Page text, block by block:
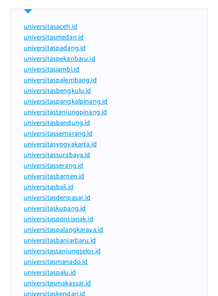
universitasaceh.id
universitasmedan.id
universitaspadang.id
universitaspekanbaru.id
universitasjambi.id
universitaspalembang.id
universitasbengkulu.id
universitaspangkalpinang.id
universitastanjungpinang.id
universitasbandung.id
universitassemarang.id
universitasyogyakarta.id
universitassurabaya.id
universitasserang.id
universitasbanten.id
universitasbali.id
universitasdenpasar.id
universitaskupang.id
universitaspontianak.id
universitaspalangkaraya.id
universitasbanjarbaru.id
universitastanjungselor.id
universitasmanado.id
universitaspalu.id
universitasmakassar.id